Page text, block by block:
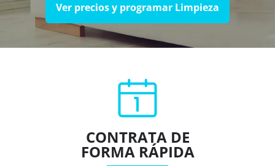
Ver precios y programar Limpieza
CONTRATA DE
FORMA RÁPIDA